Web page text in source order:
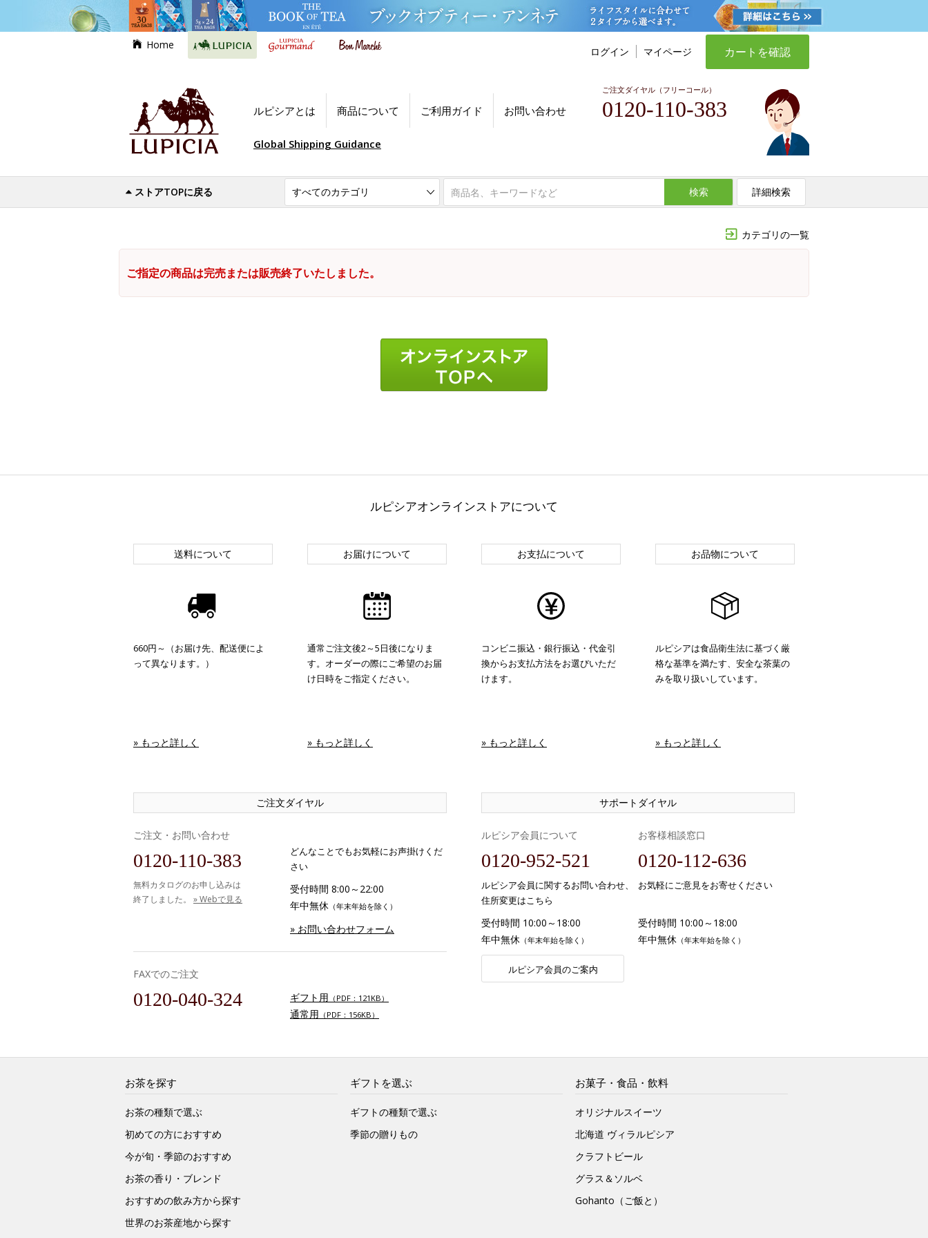
Home
ログイン マイページ カートを確認
ルピシアとは 商品について ご利用ガイド お問い合わせ
ご注文ダイヤル（フリーコール）
0120-110-383
Global Shipping Guidance
ストアTOPに戻る 検索 詳細検索
カテゴリの一覧
ご指定の商品は完売または販売終了いたしました。
ルピシアオンラインストアについて
送料について
660円～（お届け先、配送便によ
って異なります。）
» もっと詳しく
お届けについて
通常ご注文後2～5日後になりま
す。オーダーの際にご希望のお届
け日時をご指定ください。
» もっと詳しく
お支払について
コンビニ振込・銀行振込・代金引
換からお支払方法をお選びいただ
けます。
» もっと詳しく
お品物について
ルピシアは食品衛生法に基づく厳
格な基準を満たす、安全な茶葉の
みを取り扱いしています。
» もっと詳しく
ご注文ダイヤル
ご注文・お問い合わせ
0120-110-383
無料カタログのお申し込みは
終了しました。 » Webで見る
どんなことでもお気軽にお声掛けくだ
さい
受付時間 8:00～22:00
年中無休 （年末年始を除く）
» お問い合わせフォーム
FAXでのご注文
0120-040-324 ギフト用 （PDF：121KB）
通常用 （PDF：156KB）
サポートダイヤル
ルピシア会員について
0120-952-521
ルピシア会員に関するお問い合わせ、
住所変更はこちら
受付時間 10:00～18:00
年中無休 （年末年始を除く）
ルピシア会員のご案内
お客様相談窓口
0120-112-636
お気軽にご意見をお寄せください
受付時間 10:00～18:00
年中無休 （年末年始を除く）
お茶を探す
お茶の種類で選ぶ
初めての方におすすめ
今が旬・季節のおすすめ
お茶の香り・ブレンド
おすすめの飲み方から探す
世界のお茶産地から探す
ギフトを選ぶ
ギフトの種類で選ぶ
季節の贈りもの
お菓子・食品・飲料
オリジナルスイーツ
北海道 ヴィラルピシア
クラフトビール
グラス＆ソルベ
Gohanto（ご飯と）